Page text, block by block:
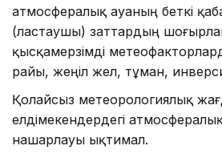
атмосфералық ауаның беткі
(ластаушы) заттардың
қысқамерзімді
райы, жеңіл жел, тұман,
Қолайсыз метеорологиялық
елдімекендердегі
нашарлауы ықтимал.